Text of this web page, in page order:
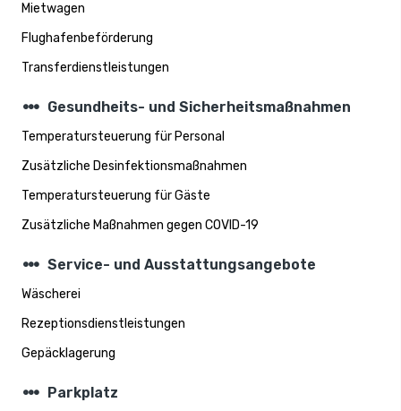
Mietwagen
Flughafenbeförderung
Transferdienstleistungen
steppers Gesundheits- und Sicherheitsmaßnahmen
Temperatursteuerung für Personal
Zusätzliche Desinfektionsmaßnahmen
Temperatursteuerung für Gäste
Zusätzliche Maßnahmen gegen COVID-19
steppers Service- und Ausstattungsangebote
Wäscherei
Rezeptionsdienstleistungen
Gepäcklagerung
steppers Parkplatz